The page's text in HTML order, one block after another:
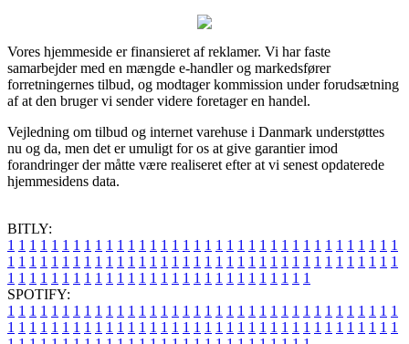
Vores hjemmeside er finansieret af reklamer. Vi har faste
samarbejder med en mængde e-handler og markedsfører
forretningernes tilbud, og modtager kommission under forudsætning
af at den bruger vi sender videre foretager en handel.
Vejledning om tilbud og internet varehuse i Danmark understøttes
nu og da, men det er umuligt for os at give garantier imod
forandringer der måtte være realiseret efter at vi senest opdaterede
hjemmesidens data.
BITLY:
1 1 1 1 1 1 1 1 1 1 1 1 1 1 1 1 1 1 1 1 1 1 1 1 1 1 1 1 1 1 1 1 1 1 1 1
1 1 1 1 1 1 1 1 1 1 1 1 1 1 1 1 1 1 1 1 1 1 1 1 1 1 1 1 1 1 1 1 1 1 1 1
1 1 1 1 1 1 1 1 1 1 1 1 1 1 1 1 1 1 1 1 1 1 1 1 1 1 1 1
SPOTIFY:
1 1 1 1 1 1 1 1 1 1 1 1 1 1 1 1 1 1 1 1 1 1 1 1 1 1 1 1 1 1 1 1 1 1 1 1
1 1 1 1 1 1 1 1 1 1 1 1 1 1 1 1 1 1 1 1 1 1 1 1 1 1 1 1 1 1 1 1 1 1 1 1